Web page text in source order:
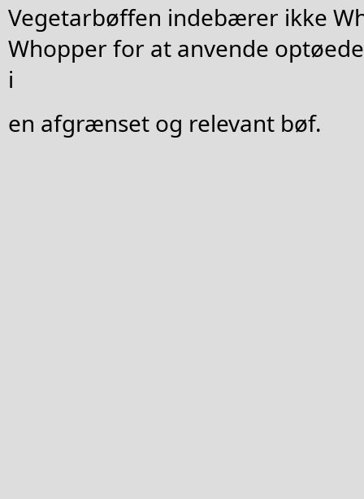
Vegetarbøffen indebærer ikke
Whopper for at anvende
i
en afgrænset og relevant bøf.